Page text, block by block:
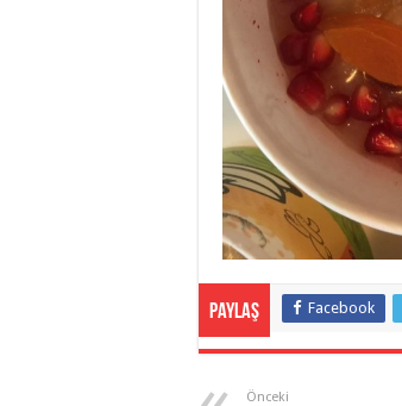
Paylaş Facebook
Önceki